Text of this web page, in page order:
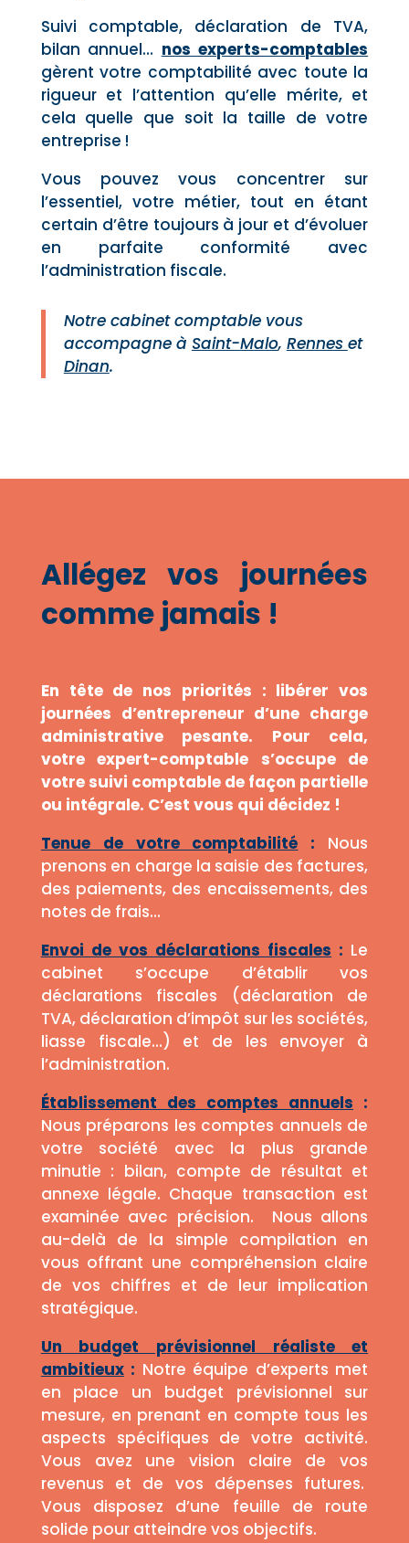
Suivi comptable, déclaration de TVA,
bilan annuel… nos experts-comptables
gèrent votre comptabilité avec toute la
rigueur et l’attention qu’elle mérite, et
cela quelle que soit la taille de votre
entreprise !
Vous pouvez vous concentrer sur
l’essentiel, votre métier, tout en étant
certain d’être toujours à jour et d’évoluer
en parfaite conformité avec
l’administration fiscale.
Notre cabinet comptable vous
accompagne à Saint-Malo, Rennes et
Dinan.
Allégez vos journées
comme jamais !
En tête de nos priorités : libérer vos
journées d’entrepreneur d’une charge
administrative pesante. Pour cela,
votre expert-comptable s’occupe de
votre suivi comptable de façon partielle
ou intégrale. C’est vous qui décidez !
Tenue de votre comptabilité : Nous
prenons en charge la saisie des factures,
des paiements, des encaissements, des
notes de frais…
Envoi de vos déclarations fiscales : Le
cabinet s’occupe d’établir vos
déclarations fiscales (déclaration de
TVA, déclaration d’impôt sur les sociétés,
liasse fiscale…) et de les envoyer à
l’administration.
Établissement des comptes annuels :
Nous préparons les comptes annuels de
votre société avec la plus grande
minutie : bilan, compte de résultat et
annexe légale. Chaque transaction est
examinée avec précision. Nous allons
au-delà de la simple compilation en
vous offrant une compréhension claire
de vos chiffres et de leur implication
stratégique.
Un budget prévisionnel réaliste et
ambitieux: Notre équipe d’experts met
en place un budget prévisionnel sur
mesure, en prenant en compte tous les
aspects spécifiques de votre activité.
Vous avez une vision claire de vos
revenus et de vos dépenses futures.
Vous disposez d’une feuille de route
solide pour atteindre vos objectifs.